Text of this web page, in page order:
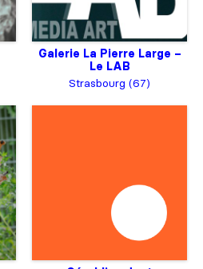
Galerie La Pierre Large –
Le LAB
Strasbourg (67)